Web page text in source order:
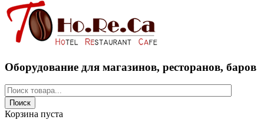
Оборудование для магазинов, ресторанов, баров
Поиск
Корзина пуста